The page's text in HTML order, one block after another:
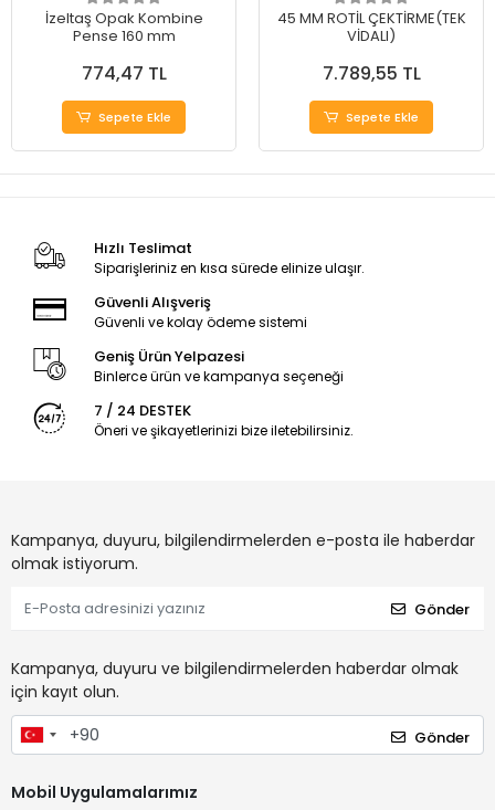
İzeltaş Opak Kombine
Pense 160 mm
774,47 TL
Sepete Ekle
45 MM ROTİL ÇEKTİRME(TEK
VİDALI)
7.789,55 TL
Sepete Ekle
Hızlı Teslimat
Siparişleriniz en kısa sürede elinize ulaşır.
Güvenli Alışveriş
Güvenli ve kolay ödeme sistemi
Geniş Ürün Yelpazesi
Binlerce ürün ve kampanya seçeneği
7 / 24 DESTEK
Öneri ve şikayetlerinizi bize iletebilirsiniz.
Kampanya, duyuru, bilgilendirmelerden e-posta ile haberdar
olmak istiyorum.
Gönder
Kampanya, duyuru ve bilgilendirmelerden haberdar olmak
için kayıt olun.
Gönder
Mobil Uygulamalarımız